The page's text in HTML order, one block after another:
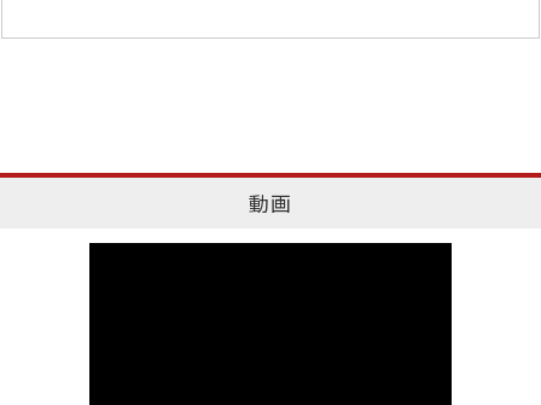
動画